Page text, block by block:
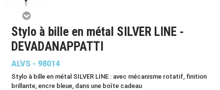
Stylo à bille en métal SILVER LINE -
DEVADANAPPATTI
ALVS - 98014
Stylo à bille en métal SILVER LINE : avec mécanisme rotatif, finition
brillante, encre bleue, dans une boîte cadeau